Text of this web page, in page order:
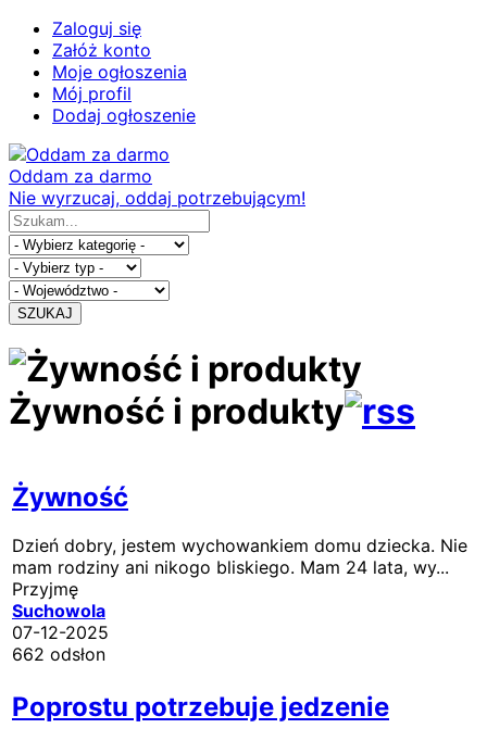
Zaloguj się
Załóż konto
Moje ogłoszenia
Mój profil
Dodaj ogłoszenie
Oddam za darmo
Nie wyrzucaj, oddaj potrzebującym!
SZUKAJ
Żywność i produkty
Żywność
Dzień dobry, jestem wychowankiem domu dziecka. Nie
mam rodziny ani nikogo bliskiego. Mam 24 lata, wy...
Przyjmę
Suchowola
07-12-2025
662 odsłon
Poprostu potrzebuje jedzenie